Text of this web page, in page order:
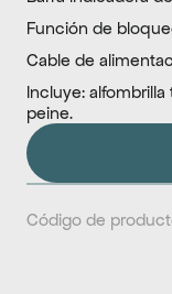
Función de
Cable de
Incluye:
peine.
Código de